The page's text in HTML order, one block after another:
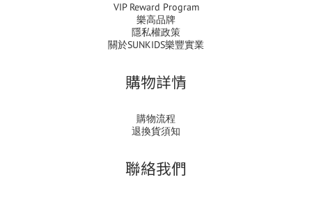
VIP Reward Program
樂高品牌
隱私權政策
關於SUNKIDS樂豐實業
購物詳情
購物流程
退換貨須知
聯絡我們